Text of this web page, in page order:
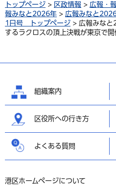
トップページ > 区政情報 > 広報・
報みなと2026年 > 広報みなと
1日号 トップページ > 広報みな
するラクロスの頂上決戦が東京で開
組織案内
区役所への行き方
よくある質問
港区ホームページについて